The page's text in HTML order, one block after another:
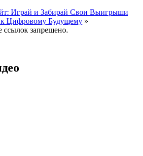
Играй и Забирай Свои Выигрыши
Цифровому Будущему »
запрещено.